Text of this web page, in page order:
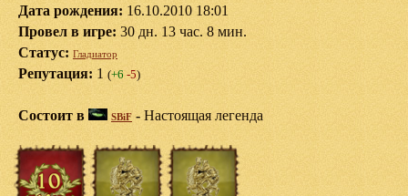
Дата рождения: 16.10.2010 18:01
Провел в игре: 30 дн. 13 час. 8 мин.
Статус: Гладиатор
Репутация: 1 (+6 -5)
Состоит в SBiF - Настоящая легенда